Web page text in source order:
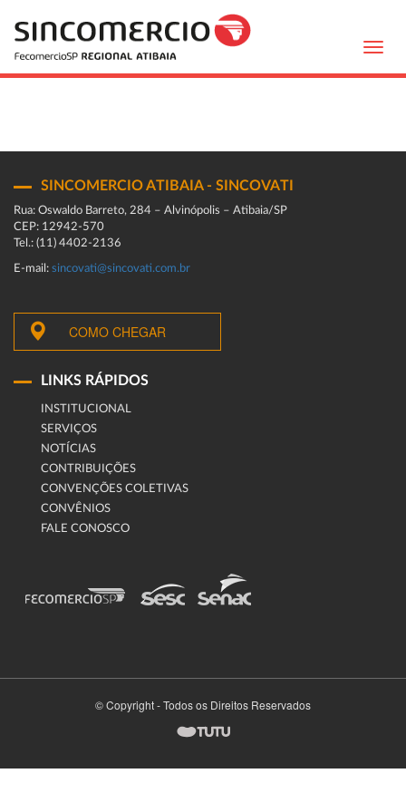
SINCOMERCIO ATIBAIA - SINCOVATI
Rua: Oswaldo Barreto, 284 – Alvinópolis – Atibaia/SP
CEP: 12942-570
Tel.: (11) 4402-2136
E-mail: sincovati@sincovati.com.br
COMO CHEGAR
LINKS RÁPIDOS
INSTITUCIONAL
SERVIÇOS
NOTÍCIAS
CONTRIBUIÇÕES
CONVENÇÕES COLETIVAS
CONVÊNIOS
FALE CONOSCO
© Copyright - Todos os Direitos Reservados